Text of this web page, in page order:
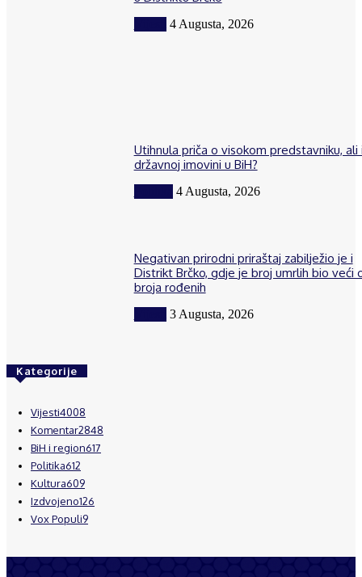
4 Augusta, 2026
Utihnula priča o visokom predstavniku, ali
državnoj imovini u BiH?
4 Augusta, 2026
Negativan prirodni priraštaj zabilježio je i
Distrikt Brčko, gdje je broj umrlih bio veći
broja rođenih
3 Augusta, 2026
Kategorije
Vijesti4008
Komentar2848
BiH i region617
Politika612
Kultura609
Izdvojeno126
Vox Populi9